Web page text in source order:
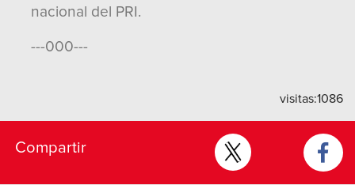
nacional del PRI.
---000---
visitas:1086
Compartir